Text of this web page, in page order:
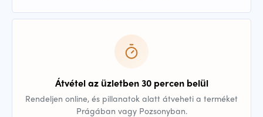
Átvétel az üzletben 30 percen belül
Rendeljen online, és pillanatok alatt átveheti a terméket
Prágában vagy Pozsonyban.